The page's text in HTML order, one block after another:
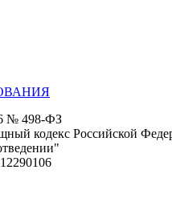
№ 498-ФЗ
кодекс Российской